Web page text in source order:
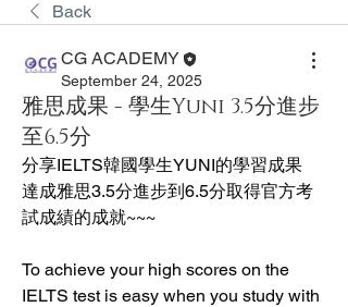
Back
CG ACADEMY
September 24, 2025
雅思成果 - 學生Yuni 3.5分進步
至6.5分
分享IELTS韓國學生YUNI的學習成果
達成雅思3.5分進步到6.5分取得官方考
試成績的成就~~~
To achieve your high scores on the
IELTS test is easy when you study with